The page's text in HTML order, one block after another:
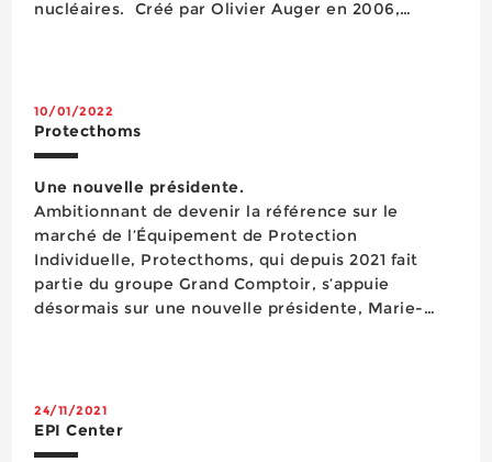
nucléaires. Créé par Olivier Auger en 2006,
10/01/2022
Protecthoms
Une nouvelle présidente.
Ambitionnant de devenir la référence sur le
marché de l’Équipement de Protection
Individuelle, Protecthoms, qui depuis 2021 fait
partie du groupe Grand Comptoir, s’appuie
désormais sur une nouvelle présidente, Marie-
d&rsqu...
24/11/2021
EPI Center